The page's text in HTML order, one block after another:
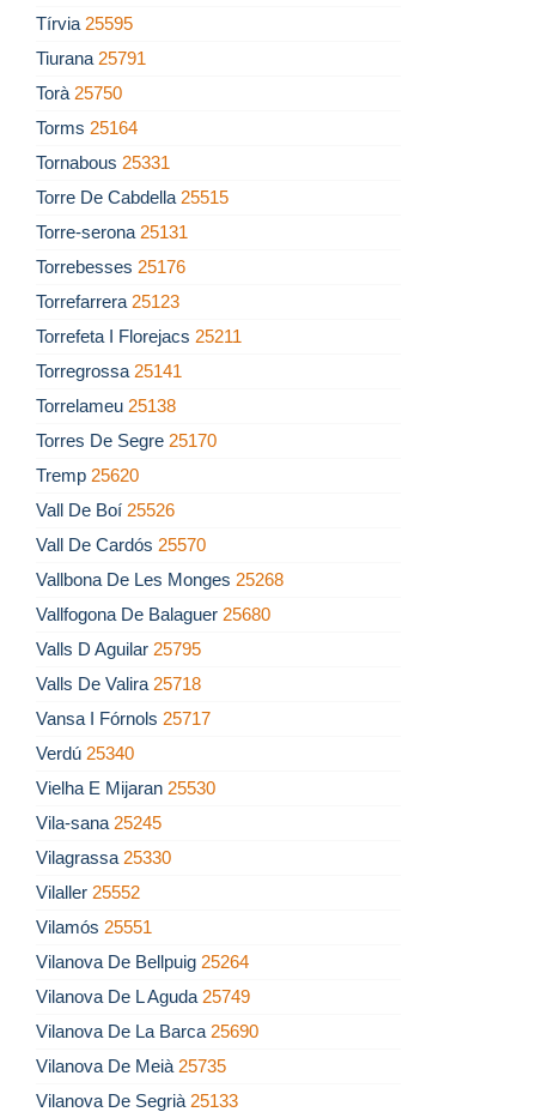
Tírvia 25595
Tiurana 25791
Torà 25750
Torms 25164
Tornabous 25331
Torre De Cabdella 25515
Torre-serona 25131
Torrebesses 25176
Torrefarrera 25123
Torrefeta I Florejacs 25211
Torregrossa 25141
Torrelameu 25138
Torres De Segre 25170
Tremp 25620
Vall De Boí 25526
Vall De Cardós 25570
Vallbona De Les Monges 25268
Vallfogona De Balaguer 25680
Valls D Aguilar 25795
Valls De Valira 25718
Vansa I Fórnols 25717
Verdú 25340
Vielha E Mijaran 25530
Vila-sana 25245
Vilagrassa 25330
Vilaller 25552
Vilamós 25551
Vilanova De Bellpuig 25264
Vilanova De L Aguda 25749
Vilanova De La Barca 25690
Vilanova De Meià 25735
Vilanova De Segrià 25133